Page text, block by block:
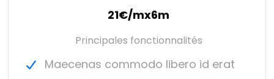
21€/mx6m
Principales fonctionnalités
Maecenas commodo libero id erat